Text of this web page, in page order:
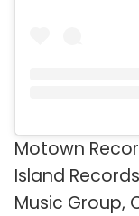
Motown
Island
Music Group,